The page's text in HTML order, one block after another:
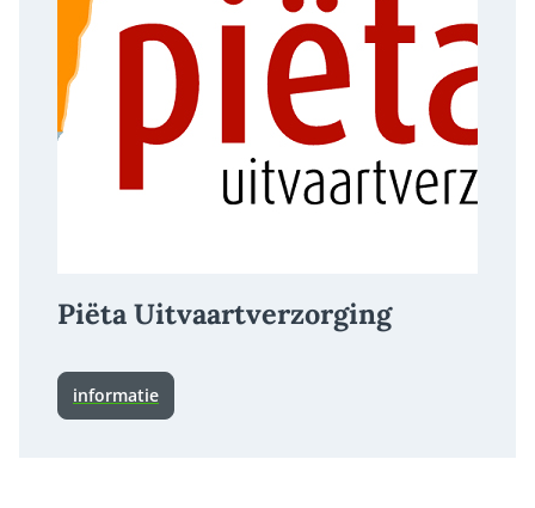
Piëta Uitvaartverzorging
informatie